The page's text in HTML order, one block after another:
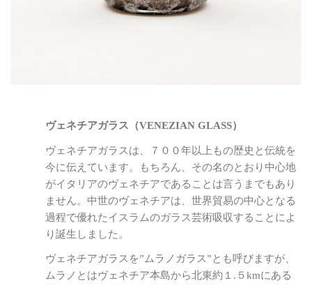
ヴェネチアガラス（VENEZIAN GLASS）
ヴェネチアガラスは、７００年以上もの歴史と伝統を
今に伝えています。もちろん、その名のとおり中心地
がイタリアのヴェネチアであることは言うまでもあり
ません。中世のヴェネチアは、世界貿易の中心となる
過程で優れたイスラムのガラス芸術吸収することによ
り誕生しました。
ヴェネチアガラスを”ムラノガラス”とも呼びますが、
ムラノとはヴェネチア本島から北東約１.５kmにある